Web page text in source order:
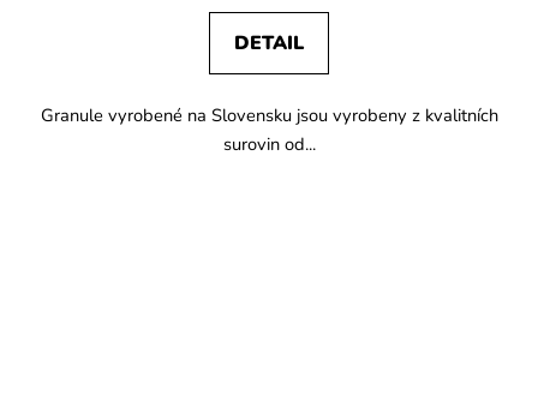
DETAIL
Granule vyrobené na Slovensku jsou vyrobeny z kvalitních
surovin od...